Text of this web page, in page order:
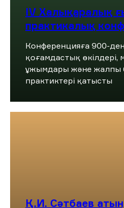
IV Халықаралық
практикалық
Конференцияға 900-
қоғамдастық өкілдері,
ұжымдары және жалпы
практиктері қатысты
Қ.И. Сәтбаев